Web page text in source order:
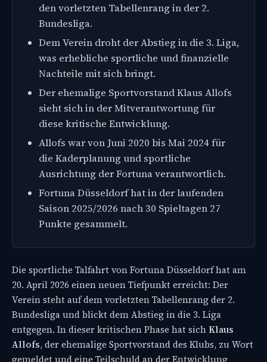
den vorletzten Tabellenrang in der 2.
Bundesliga.
Dem Verein droht der Abstieg in die 3. Liga,
was erhebliche sportliche und finanzielle
Nachteile mit sich bringt.
Der ehemalige Sportvorstand Klaus Allofs
sieht sich in der Mitverantwortung für
diese kritische Entwicklung.
Allofs war von Juni 2020 bis Mai 2024 für
die Kaderplanung und sportliche
Ausrichtung der Fortuna verantwortlich.
Fortuna Düsseldorf hat in der laufenden
Saison 2025/2026 nach 30 Spieltagen 27
Punkte gesammelt.
Die sportliche Talfahrt von Fortuna Düsseldorf hat am
20. April 2026 einen neuen Tiefpunkt erreicht: Der
Verein steht auf dem vorletzten Tabellenrang der 2.
Bundesliga und blickt dem Abstieg in die 3. Liga
entgegen. In dieser kritischen Phase hat sichKlaus
Allofs, der ehemalige Sportvorstand des Klubs, zu Wort
gemeldet und eine Teilschuld an der Entwicklung